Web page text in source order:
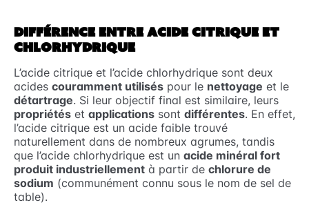
DIFFÉRENCE ENTRE ACIDE CITRIQUE ET
CHLORHYDRIQUE
L’acide citrique et l’acide chlorhydrique sont deux
acides couramment utilisés pour le nettoyage et le
détartrage. Si leur objectif final est similaire, leurs
propriétés et applications sont différentes. En effet,
l’acide citrique est un acide faible trouvé
naturellement dans de nombreux agrumes, tandis
que l’acide chlorhydrique est un acide minéral fort
produit industriellement à partir de chlorure de
sodium (communément connu sous le nom de sel de
table).